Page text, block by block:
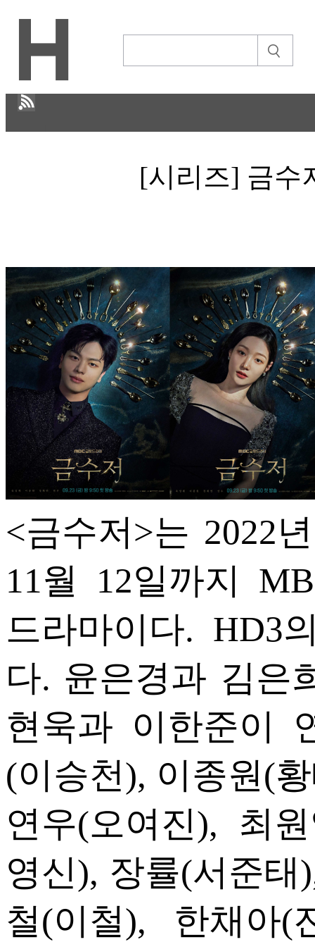
STORY
ABOUT
ETC
ⓘ
[시리즈] 금수
<금수저>는 2022
11월 12일까지
드라마이다. HD3
다. 윤은경과 김은
현욱과 이한준이
(이승천), 이종원(
연우(오여진), 최
영신), 장률(서준
철(이철), 한채아(